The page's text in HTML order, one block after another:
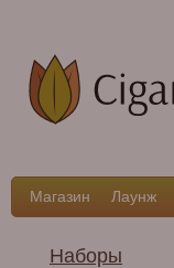
Магазин Лаунж
Наборы